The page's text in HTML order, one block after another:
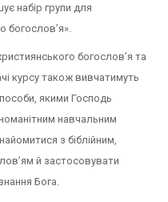
набір групи для
богослов’я».
богослов’я та
курсу також вивчатимуть
якими Господь
навчальним
з біблійним,
й застосовувати
Бога.